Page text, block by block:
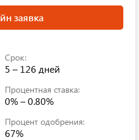
заявка
Срок:
5 – 126 дней
Процентная ставка:
0% – 0.80%
Процент одобрения:
67%